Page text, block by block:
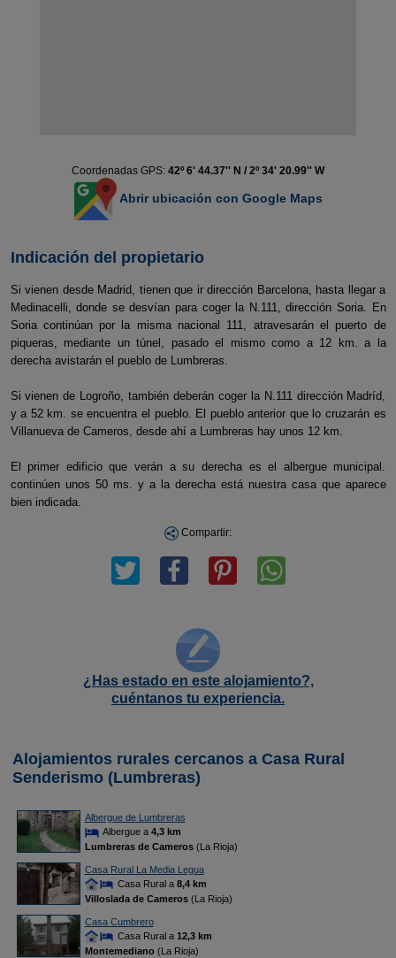
Coordenadas GPS: 42º 6' 44.37'' N / 2º 34' 20.99'' W
Abrir ubicación con Google Maps
Indicación del propietario
Si vienen desde Madrid, tienen que ir dirección Barcelona, hasta llegar a
Medinacelli, donde se desvían para coger la N.111, dirección Soria. En
Soria continúan por la misma nacional 111, atravesarán el puerto de
piqueras, mediante un túnel, pasado el mismo como a 12 km. a la
derecha avistarán el pueblo de Lumbreras.
Si vienen de Logroño, también deberán coger la N.111 dirección Madríd,
y a 52 km. se encuentra el pueblo. El pueblo anterior que lo cruzarán es
Villanueva de Cameros, desde ahí a Lumbreras hay unos 12 km.
El primer edificio que verán a su derecha es el albergue municipal.
continúen unos 50 ms. y a la derecha está nuestra casa que aparece
bien indicada.
Compartir:
¿Has estado en este alojamiento?,
cuéntanos tu experiencia.
Alojamientos rurales cercanos a Casa Rural
Senderismo (Lumbreras)
Albergue de Lumbreras
Albergue a 4,3 km
Lumbreras de Cameros(La Rioja)
Casa Rural La Media Legua
Casa Rural a 8,4 km
Villoslada de Cameros(La Rioja)
Casa Cumbrero
Casa Rural a 12,3 km
Montemediano(La Rioja)